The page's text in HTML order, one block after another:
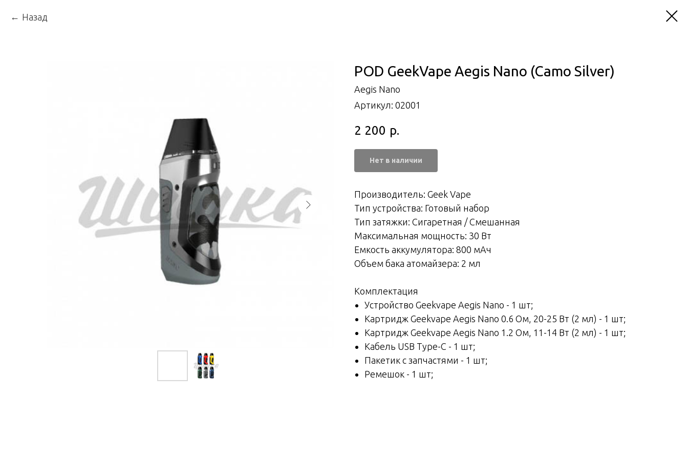
Назад
POD GeekVape Aegis Nano (Camo Silver)
Aegis Nano
Артикул: 02001
2 200 р.
Нет в наличии
Производитель: Geek Vape
Тип устройства: Готовый набор
Тип затяжки: Сигаретная / Смешанная
Максимальная мощность: 30 Вт
Емкость аккумулятора: 800 мАч
Объем бака атомайзера: 2 мл
Комплектация
Устройство Geekvape Aegis Nano - 1 шт;
Картридж Geekvape Aegis Nano 0.6 Ом, 20-25 Вт (2 мл) - 1 шт;
Картридж Geekvape Aegis Nano 1.2 Ом, 11-14 Вт (2 мл) - 1 шт;
Кабель USB Type-C - 1 шт;
Пакетик с запчастями - 1 шт;
Ремешок - 1 шт;